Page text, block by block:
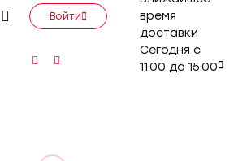
Войти
время
доставки
Сегодня с
11.00 до 15.00